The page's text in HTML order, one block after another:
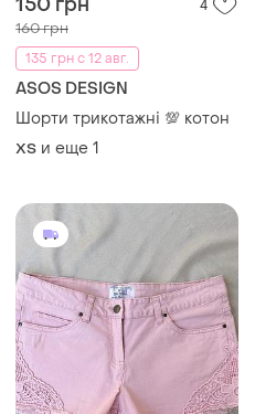
4
160 грн
135 грн с 12 авг.
ASOS DESIGN
Шорти трикотажні 💯 котон
ХS и еще 1